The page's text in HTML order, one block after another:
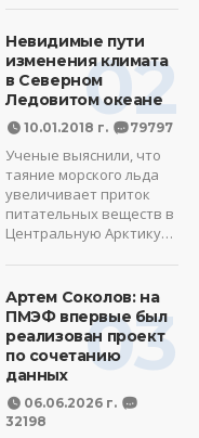
02
Невидимые пути
изменения климата
в Северном
Ледовитом океане
10.01.2018 г. 79797
Ученые выяснили, что
таяние морского льда
увеличивает приток
питательных веществ в
Центральную Арктику…
03
Артем Соколов: на
ПМЭФ впервые был
реализован проект
по сочетанию
данных
06.06.2026 г.
32198